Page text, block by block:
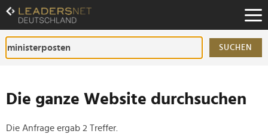
Zum
Inhalt
Zur
Fußzeilen-
Navigation
SUCHEN
Die ganze Website durchsuchen
Die Anfrage ergab 2 Treffer.